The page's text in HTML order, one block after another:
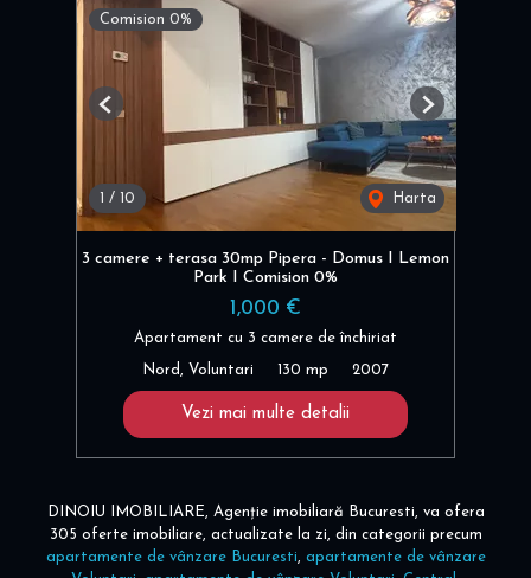
Comision 0%
1 / 10 Harta
Previous Next
3 camere + terasa 30mp Pipera - Domus I Lemon
Park I Comision 0%
1,000 €
Apartament cu 3 camere de închiriat
Nord, Voluntari 130 mp 2007
Vezi mai multe detalii
DINOIU IMOBILIARE, Agenție imobiliară Bucuresti, va ofera
305 oferte imobiliare, actualizate la zi, din categorii precum
apartamente de vânzare Bucuresti, apartamente de vânzare